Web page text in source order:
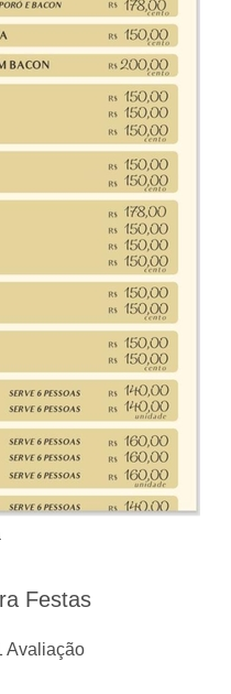
Festas
Avaliação